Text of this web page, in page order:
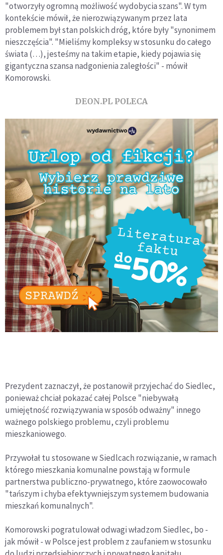
"otworzyły ogromną możliwość wydobycia szans". W tym
kontekście mówił, że nierozwiązywanym przez lata
problemem był stan polskich dróg, które były "synonimem
nieszczęścia". "Mieliśmy kompleksy w stosunku do całego
świata (…), jesteśmy na takim etapie, kiedy pojawia się
gigantyczna szansa nadgonienia zaległości" - mówił
Komorowski.
DEON.PL POLECA
Prezydent zaznaczył, że postanowił przyjechać do Siedlec,
ponieważ chciał pokazać całej Polsce "niebywałą
umiejętność rozwiązywania w sposób odważny" innego
ważnego polskiego problemu, czyli problemu
mieszkaniowego.
Przywołał tu stosowane w Siedlcach rozwiązanie, w ramach
którego mieszkania komunalne powstają w formule
partnerstwa publiczno-prywatnego, które zaowocowało
"tańszym i chyba efektywniejszym systemem budowania
mieszkań komunalnych".
Komorowski pogratulował odwagi władzom Siedlec, bo -
jak mówił - w Polsce jest problem z zaufaniem w stosunku